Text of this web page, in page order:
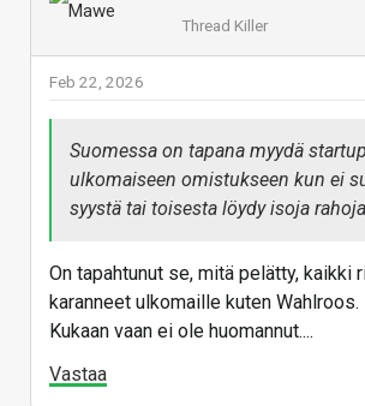
Thread Killer
Feb 22, 2026
Suomessa on tapana myydä
ulkomaiseen omistukseen kun ei
syystä tai toisesta löydy isoja
On tapahtunut se, mitä pelätty, kaikki
karanneet ulkomaille kuten Wahlroos.
Kukaan vaan ei ole huomannut....
Vastaa